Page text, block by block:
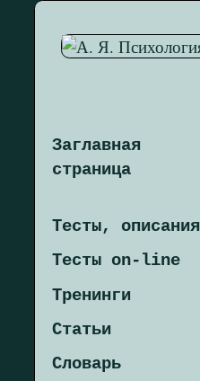
Заглавная
страница
Тесты, описания
Тесты on-line
Тренинги
Статьи
Словарь